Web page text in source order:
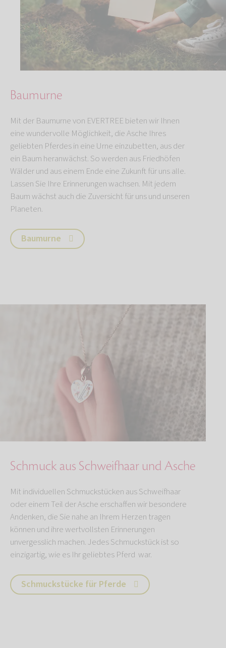
Baumurne
Mit der Baumurne von EVERTREE bieten wir Ihnen
eine wundervolle Möglichkeit, die Asche Ihres
geliebten Pferdes in eine Urne einzubetten, aus der
ein Baum heranwächst. So werden aus Friedhöfen
Wälder und aus einem Ende eine Zukunft für uns alle.
Lassen Sie Ihre Erinnerungen wachsen. Mit jedem
Baum wächst auch die Zuversicht für uns und unseren
Planeten.
Baumurne
Schmuck aus Schweifhaar und Asche
Mit individuellen Schmuckstücken aus Schweifhaar
oder einem Teil der Asche erschaffen wir besondere
Andenken, die Sie nahe an Ihrem Herzen tragen
können und ihre wertvollsten Erinnerungen
unvergesslich machen. Jedes Schmuckstück ist so
einzigartig, wie es Ihr geliebtes Pferd war.
Schmuckstücke für Pferde